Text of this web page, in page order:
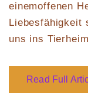
einemoffenen
Liebesfähigkeit
uns ins
Read Full